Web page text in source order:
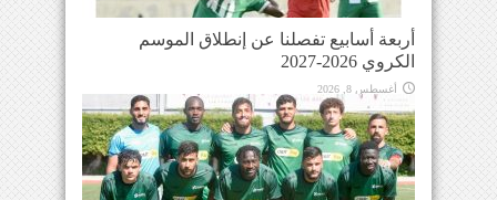
أربعة أسابيع تفصلنا عن إنطلاق الموسم
الكروي 2026-2027
أغسطس 8, 2026